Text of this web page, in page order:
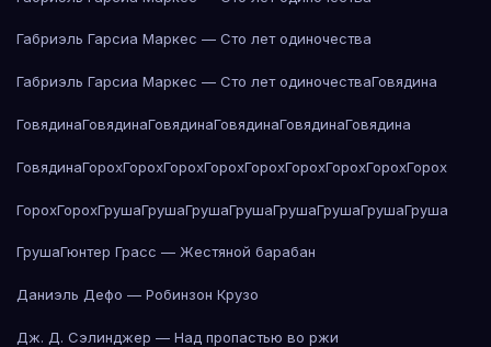
Габриэль Гарсиа Маркес — Сто лет одиночества
Габриэль Гарсиа Маркес — Сто лет одиночестваГовядина
ГовядинаГовядинаГовядинаГовядинаГовядинаГовядина
ГовядинаГорохГорохГорохГорохГорохГорохГорохГорохГорох
ГорохГорохГрушаГрушаГрушаГрушаГрушаГрушаГрушаГруша
ГрушаГюнтер Грасс — Жестяной барабан
Даниэль Дефо — Робинзон Крузо
Дж. Д. Сэлинджер — Над пропастью во ржи